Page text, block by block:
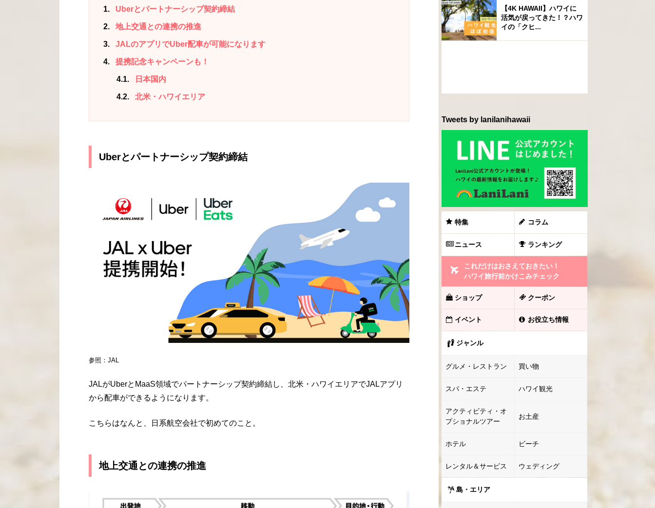
1 Uberとパートナーシップ契約締結
2 地上交通との連携の推進
3 JALのアプリでUber配車が可能になります
4 提携記念キャンペーンも！
4.1 日本国内
4.2 北米・ハワイエリア
Uberとパートナーシップ契約締結
参照：JAL
JALがUberとMaaS領域でパートナーシップ契約締結し、北米・ハワイエリアでJALアプリ
から配車ができるようになります。
こちらはなんと、日系航空会社で初めてのこと。
地上交通との連携の推進
【4K HAWAII】ハワイに
活気が戻ってきた！？ハワ
イの「クヒ...
Tweets by lanilanihawaii
特集 コラム
ニュース ランキング
これだけはおさえておきたい！
ハワイ旅行前かけこみチェック
ショップ クーポン
イベント お役立ち情報
ジャンル
グルメ・レストラン 買い物
スパ・エステ ハワイ観光
アクティビティ・オ
プショナルツアー
お土産
ホテル ビーチ
レンタル＆サービス ウェディング
島・エリア